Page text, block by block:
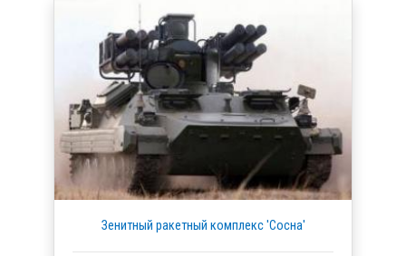
Зенитный ракетный комплекс 'Сосна'